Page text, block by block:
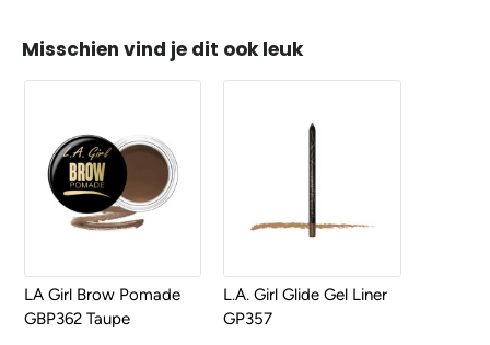
Misschien vind je dit ook leuk
LA Girl Brow Pomade
GBP362 Taupe
L.A. Girl Glide Gel Liner
GP357